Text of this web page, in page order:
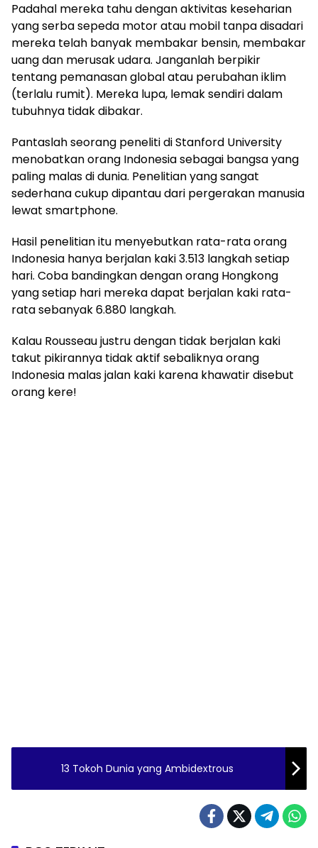
Padahal mereka tahu dengan aktivitas keseharian
yang serba sepeda motor atau mobil tanpa disadari
mereka telah banyak membakar bensin, membakar
uang dan merusak udara. Janganlah berpikir
tentang pemanasan global atau perubahan iklim
(terlalu rumit). Mereka lupa, lemak sendiri dalam
tubuhnya tidak dibakar.
Pantaslah seorang peneliti di Stanford University
menobatkan orang Indonesia sebagai bangsa yang
paling malas di dunia. Penelitian yang sangat
sederhana cukup dipantau dari pergerakan manusia
lewat smartphone.
Hasil penelitian itu menyebutkan rata-rata orang
Indonesia hanya berjalan kaki 3.513 langkah setiap
hari. Coba bandingkan dengan orang Hongkong
yang setiap hari mereka dapat berjalan kaki rata-
rata sebanyak 6.880 langkah.
Kalau Rousseau justru dengan tidak berjalan kaki
takut pikirannya tidak aktif sebaliknya orang
Indonesia malas jalan kaki karena khawatir disebut
orang kere!
13 Tokoh Dunia yang Ambidextrous